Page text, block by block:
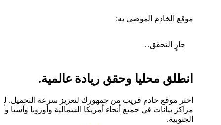
موقع الخادم الموصى به:
جارٍ التحقق...
انطلق محليا وحقق ريادة عالمية.
اختر موقع خادم قريب من جمهورك لتعزيز سرعة التحميل.
مراكز بيانات في جميع أنحاء أمريكا الشمالية وأوروبا وآسيا
الجنوبية.